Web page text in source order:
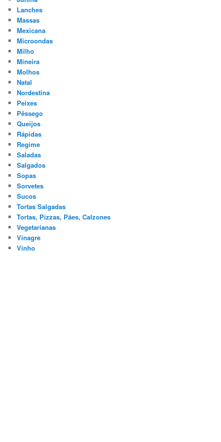
Lanches
Massas
Mexicana
Microondas
Milho
Mineira
Molhos
Natal
Nordestina
Peixes
Pêssego
Queijos
Rápidas
Regime
Saladas
Salgados
Sopas
Sorvetes
Sucos
Tortas Salgadas
Tortas, Pizzas, Pães, Calzones
Vegetarianas
Vinagre
Vinho